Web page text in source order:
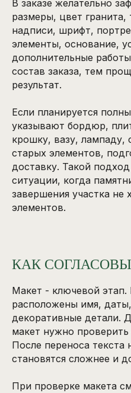
В заказе желательно
размеры, цвет гранита,
надписи, шрифт,
элементы, основание,
дополнительные
состав заказа, тем
результат.
Если планируется
указывают бордюр,
крошку, вазу, лампаду,
старых элементов,
доставку. Такой
ситуации, когда
завершения участка не
элементов.
КАК
Макет - ключевой
расположены имя,
декоративные детали.
макет нужно
После переноса текста
становятся сложнее и
При проверке макета